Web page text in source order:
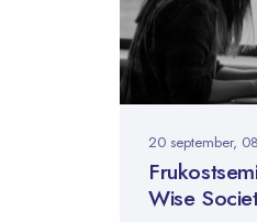
20 september,
Wise